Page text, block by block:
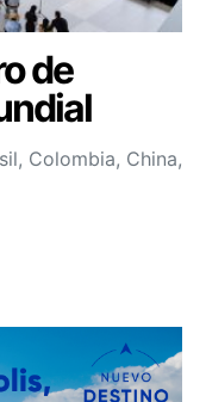
de
Colombia, China,